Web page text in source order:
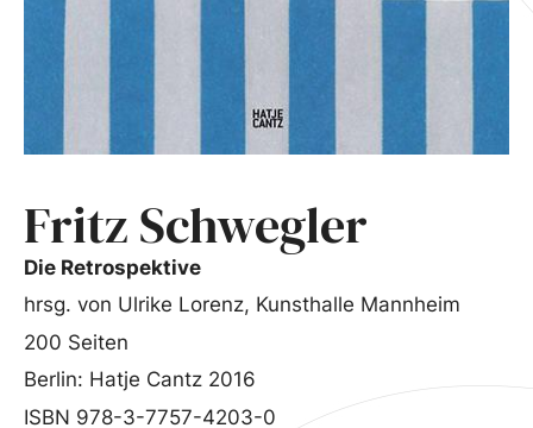
Fritz Schwegler
Die Retrospektive
hrsg. von Ulrike Lorenz, Kunsthalle Mannheim
200 Seiten
Berlin: Hatje Cantz 2016
ISBN 978-3-7757-4203-0